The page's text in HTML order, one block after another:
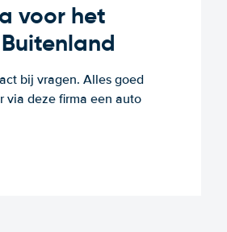
voor het
bij vragen. Alles goed
via deze firma een auto